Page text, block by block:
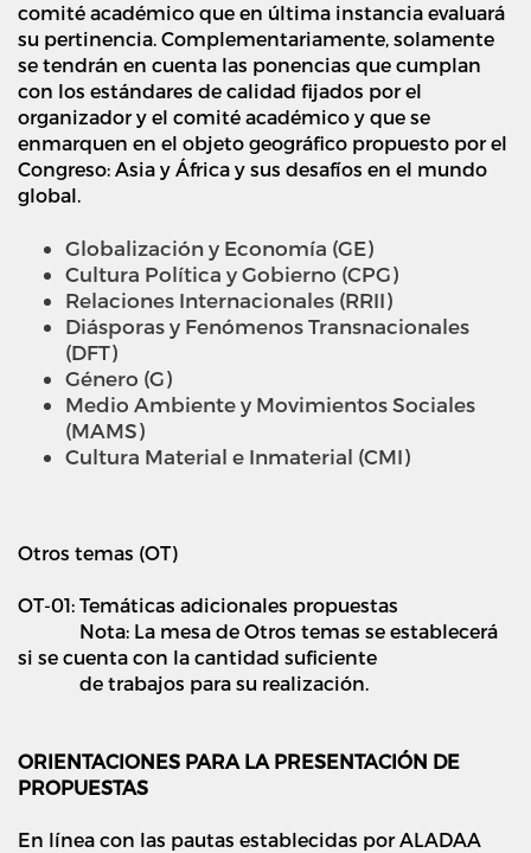
comité académico que en última instancia evaluará
su pertinencia. Complementariamente, solamente
se tendrán en cuenta las ponencias que cumplan
con los estándares de calidad fijados por el
organizador y el comité académico y que se
enmarquen en el objeto geográfico propuesto por el
Congreso: Asia y África y sus desafíos en el mundo
global.
Globalización y Economía (GE)
Cultura Política y Gobierno (CPG)
Relaciones Internacionales (RRII)
Diásporas y Fenómenos Transnacionales
(DFT)
Género (G)
Medio Ambiente y Movimientos Sociales
(MAMS)
Cultura Material e Inmaterial (CMI)
Otros temas (OT)
OT-01: Temáticas adicionales propuestas
Nota: La mesa de Otros temas se establecerá
si se cuenta con la cantidad suficiente
de trabajos para su realización.
ORIENTACIONES PARA LA PRESENTACIÓN DE
PROPUESTAS
En línea con las pautas establecidas por ALADAA